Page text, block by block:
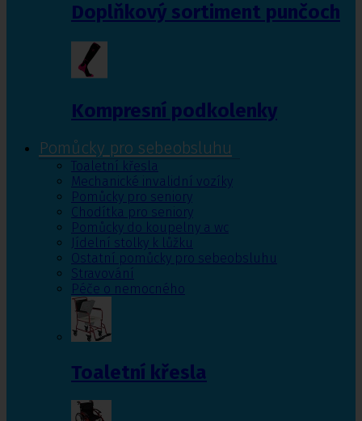
Doplňkový sortiment punčoch
Kompresní podkolenky
Pomůcky pro sebeobsluhu
Toaletní křesla
Mechanické invalidní vozíky
Pomůcky pro seniory
Chodítka pro seniory
Pomůcky do koupelny a wc
Jídelní stolky k lůžku
Ostatní pomůcky pro sebeobsluhu
Stravování
Péče o nemocného
Toaletní křesla